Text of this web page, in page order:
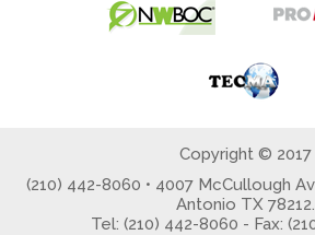
Copyright © 2017
(210) 442-8060 • 4007 McCullough
Antonio TX 78212.
Tel: (210) 442-8060 - Fax: